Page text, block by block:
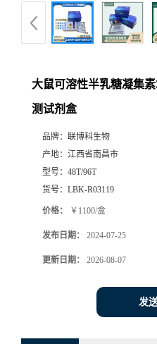
大鼠可溶性半乳糖凝集
测试剂盒
品牌： 联博科生物
产地： 江西省南昌市
型号： 48T/96T
货号： LBK-R03119
价格： ￥1100/盒
发布日期： 2024-07-25
更新日期： 2026-08-07
发